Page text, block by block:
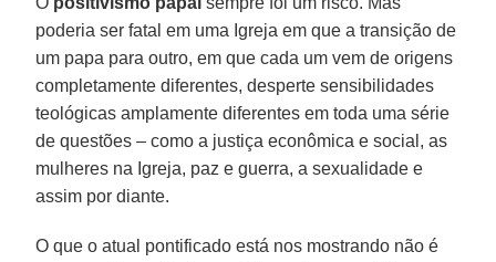
poderia ser fatal em uma Igreja em que a transição de
um papa para outro, em que cada um vem de origens
completamente diferentes, desperte sensibilidades
teológicas amplamente diferentes em toda uma série
de questões – como a justiça econômica e social, as
mulheres na Igreja, paz e guerra, a sexualidade e
assim por diante.
O que o atual pontificado está nos mostrando não é